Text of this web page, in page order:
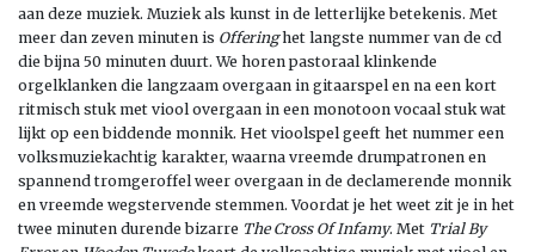
aan deze muziek. Muziek als kunst in de letterlijke betekenis. Met
meer dan zeven minuten is Offeringhet langste nummer van de cd
die bijna 50 minuten duurt. We horen pastoraal klinkende
orgelklanken die langzaam overgaan in gitaarspel en na een kort
ritmisch stuk met viool overgaan in een monotoon vocaal stuk wat
lijkt op een biddende monnik. Het vioolspel geeft het nummer een
volksmuziekachtig karakter, waarna vreemde drumpatronen en
spannend tromgeroffel weer overgaan in de declamerende monnik
en vreemde wegstervende stemmen. Voordat je het weet zit je in het
twee minuten durende bizarre The Cross Of Infamy. Met Trial By